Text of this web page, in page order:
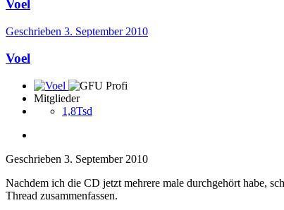
Voel
Geschrieben 3. September 2010
Voel
Mitglieder
1,8Tsd
Geschrieben 3. September 2010
Nachdem ich die CD jetzt mehrere male durchgehört habe,
Thread zusammenfassen.